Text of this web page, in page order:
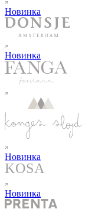
Новинка
Новинка
Новинка
Новинка